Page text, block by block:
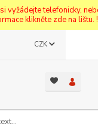
vyžádejte telefonicky,
klikněte zde na lištu.
CZK